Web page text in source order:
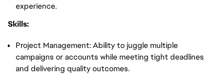
experience.
Skills:
Project Management: Ability to juggle multiple
campaigns or accounts while meeting tight deadlines
and delivering quality outcomes.